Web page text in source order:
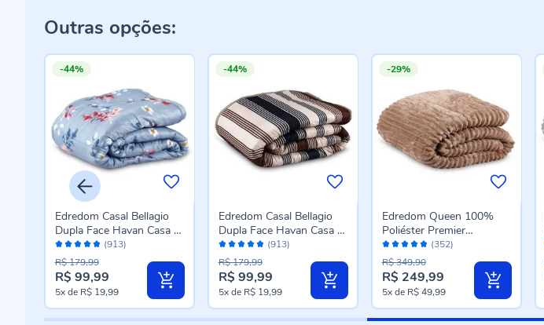
Outras opções:
-44%
Avaliação:
96%
(913)
Edredom Casal Bellagio
Dupla Face Havan Casa -
Jade Floral Azul
Preço
especial
R$ 99,99
R$ 179,99
5xde R$ 19,99
-44%
Avaliação:
96%
(913)
Edredom Casal Bellagio
Dupla Face Havan Casa -
Caio Geo Azul
Preço
especial
R$ 99,99
R$ 179,99
5xde R$ 19,99
-29%
Avaliação:
96%
(352)
Edredom Queen 100%
Poliéster Premier
Canelado Havan Casa -
Cru
Preço
especial
R$ 249,99
R$ 349,90
5xde R$ 49,99